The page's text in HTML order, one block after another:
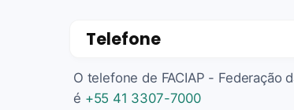
Telefone
O telefone de FACIAP - Federação
é +55 41 3307-7000